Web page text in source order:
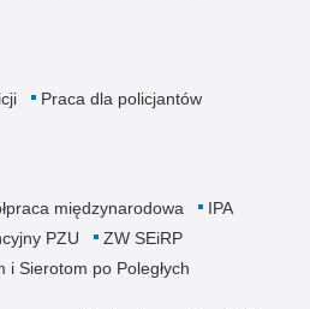
Praca dla policjantów
międzynarodowa
IPA
PZU
ZW SEiRP
i Sierotom po Poległych